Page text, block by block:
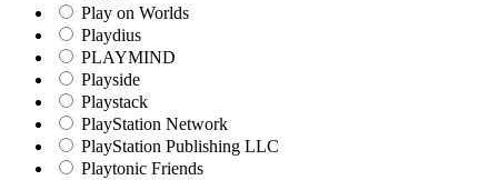
Play on Worlds
Playdius
PLAYMIND
Playside
Playstack
PlayStation Network
PlayStation Publishing LLC
Playtonic Friends